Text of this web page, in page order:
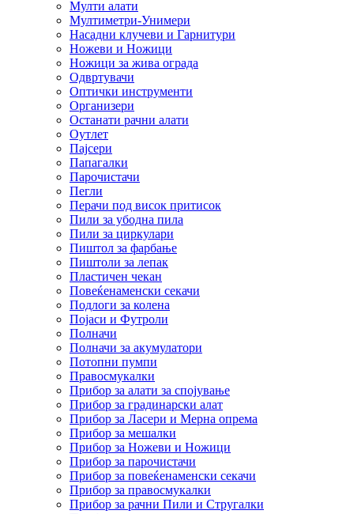
Мулти алати
Мултиметри-Унимери
Насадни клучеви и Гарнитури
Ножеви и Ножици
Ножици за жива ограда
Одвртувачи
Оптички инструменти
Организери
Останати рачни алати
Оутлет
Пајсери
Папагалки
Парочистачи
Пегли
Перачи под висок притисок
Пили за убодна пила
Пили за циркулари
Пиштол за фарбање
Пиштоли за лепак
Пластичен чекан
Повеќенаменски секачи
Подлоги за колена
Појаси и Футроли
Полначи
Полначи за акумулатори
Потопни пумпи
Правосмукалки
Прибор за алати за спојување
Прибор за градинарски алат
Прибор за Ласери и Мерна опрема
Прибор за мешалки
Прибор за Ножеви и Ножици
Прибор за парочистачи
Прибор за повеќенаменски секачи
Прибор за правосмукалки
Прибор за рачни Пили и Стругалки